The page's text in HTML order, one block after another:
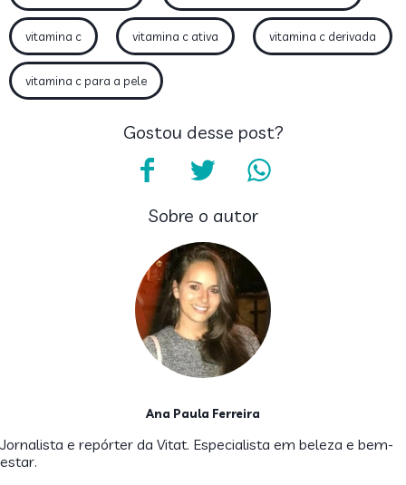
vitamina c vitamina c ativa vitamina c derivada
vitamina c para a pele
Gostou desse post?
Sobre o autor
Ana Paula Ferreira
Jornalista e repórter da Vitat. Especialista em beleza e bem-
estar.